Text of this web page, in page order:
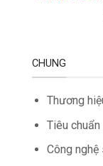
CHUNG
Thương
Tiêu chuẩn
Công nghệ